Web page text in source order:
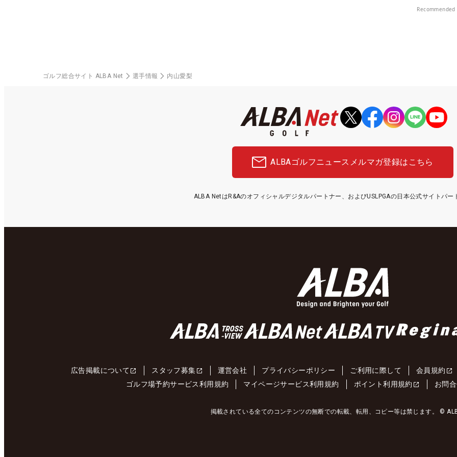
Recommended
ゴルフ総合サイト ALBA Net 選手情報 内山愛梨
ALBAゴルフニュース メルマガ登録はこちら
ALBA NetはR&Aのオフィシャルデジタルパートナー、およびUSLPGAの日本公式サイトパー
広告掲載について スタッフ募集 運営会社 プライバシーポリシー ご利用に際して 会員規約
ゴルフ場予約サービス利用規約
マイページサービス利用規約 ポイント利用規約 お問
掲載されている全てのコンテンツの無断での転載、転用、コピー等は禁じます。 ©